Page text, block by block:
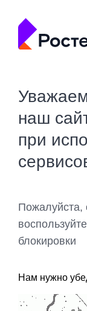
наш
при
Пожалуйста,
блокировки
Нам нужно